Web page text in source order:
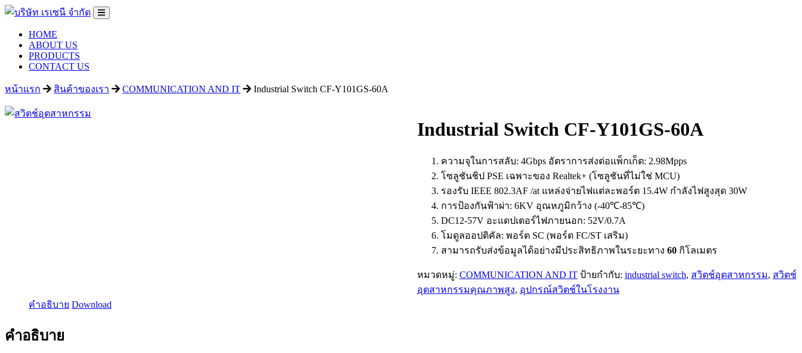
HOME
ABOUT US
PRODUCTS
CONTACT US
หน้าแรก สินค้าของเรา COMMUNICATION AND IT Industrial Switch CF-Y101GS-60A
Industrial Switch CF-Y101GS-60A
ความจุในการสลับ: 4Gbps อัตราการส่งต่อแพ็กเก็ต: 2.98Mpps
โซลูชันชิป PSE เฉพาะของ Realtek+ (โซลูชันที่ไม่ใช่ MCU)
รองรับ IEEE 802.3AF /at แหล่งจ่ายไฟแต่ละพอร์ต 15.4W กำลังไฟสูงสุด 30W
การป้องกันฟ้าผ่า: 6KV อุณหภูมิกว้าง (-40℃-85℃)
DC12-57V อะแดปเตอร์ไฟภายนอก: 52V/0.7A
โมดูลออปติคัล: พอร์ต SC (พอร์ต FC/ST เสริม)
สามารถรับส่งข้อมูลได้อย่างมีประสิทธิภาพในระยะทาง 60กิโลเมตร
หมวดหมู่: COMMUNICATION AND IT ป้ายกำกับ: industrial switch, สวิตช์อุตสาหกรรม, สวิตช์
อุตสาหกรรมคุณภาพสูง, อุปกรณ์สวิตช์ในโรงงาน
คำอธิบาย Download
คำอธิบาย